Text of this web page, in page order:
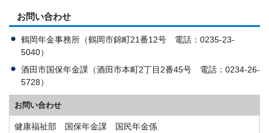
お問い合わせ
鶴岡年金事務所（鶴岡市錦町21番12号 電話：0235-23-
5040）
酒田市国保年金課（酒田市本町2丁目2番45号 電話：0234-26-
5728）
お問い合わせ
健康福祉部 国保年金課 国民年金係